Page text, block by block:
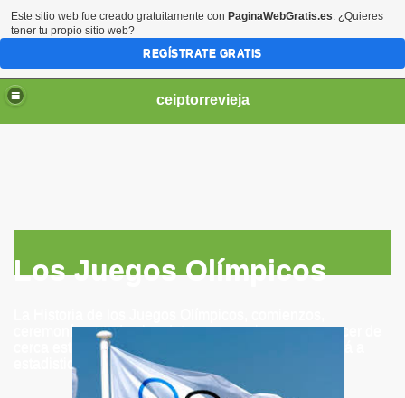
ceiptorrevieja
Los Juegos Olímpicos
ceremonías y todos los datos necesarios para conocer de
cerca esta tradición. Si querés más información entrá a
estadisticasmdt.blogspot.com
5 AÑOS.
Este sitio web fue creado gratuitamente con PaginaWebGratis.es. ¿Quieres
tener tu propio sitio web?
REGÍSTRATE GRATIS